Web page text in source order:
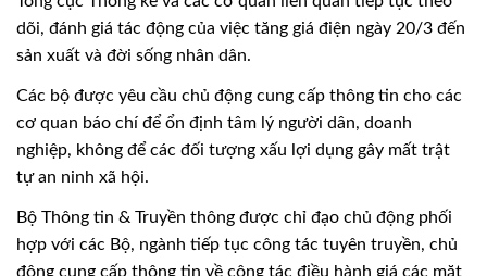
dõi, đánh giá tác động của việc tăng giá điện ngày 20/3 đến
sản xuất và đời sống nhân dân.
Các bộ được yêu cầu chủ động cung cấp thông tin cho các
cơ quan báo chí để ổn định tâm lý người dân, doanh
nghiệp, không để các đối tượng xấu lợi dụng gây mất trật
tự an ninh xã hội.
Bộ Thông tin & Truyền thông được chỉ đạo chủ động phối
hợp với các Bộ, ngành tiếp tục công tác tuyên truyền, chủ
động cung cấp thông tin về công tác điều hành giá các mặt